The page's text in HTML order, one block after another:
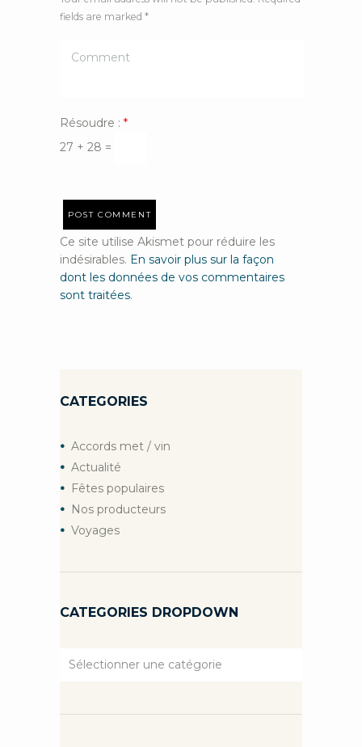
fields are marked *
Résoudre : *
27 + 28 =
Ce site utilise Akismet pour réduire les
indésirables. En savoir plus sur la façon
dont les données de vos commentaires
sont traitées.
CATEGORIES
Accords met / vin
Actualité
Fêtes populaires
Nos producteurs
Voyages
CATEGORIES DROPDOWN
Categories